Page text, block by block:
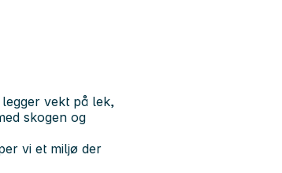
vekt på lek,
skogen og
vi et miljø der